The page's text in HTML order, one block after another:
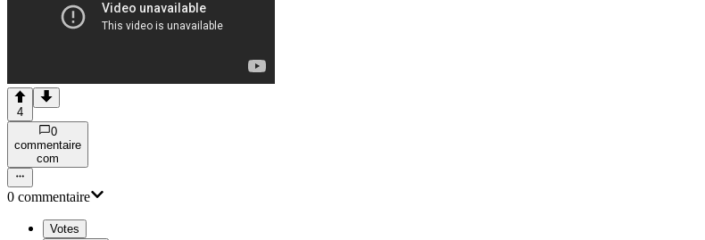
4
0
commentaire
com
0 commentaire
Votes